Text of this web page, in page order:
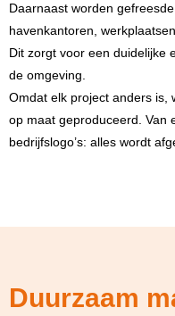
Daarnaast worden
havenkantoren,
Dit zorgt voor een duidelijke
de omgeving.
Omdat elk project anders is,
op maat geproduceerd. Van
bedrijfslogo’s: alles wordt
Duurzaam